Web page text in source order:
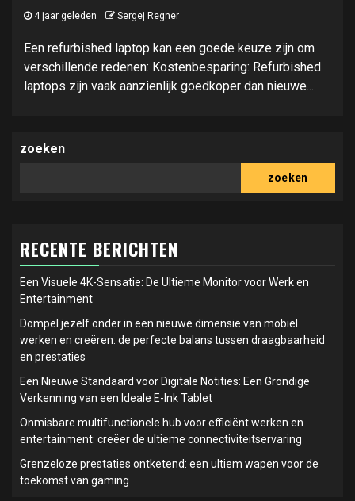
4 jaar geleden Sergej Regner
Een refurbished laptop kan een goede keuze zijn om
verschillende redenen: Kostenbesparing: Refurbished
laptops zijn vaak aanzienlijk goedkoper dan nieuwe...
zoeken
zoeken
RECENTE BERICHTEN
Een Visuele 4K-Sensatie: De Ultieme Monitor voor Werk en
Entertainment
Dompel jezelf onder in een nieuwe dimensie van mobiel
werken en creëren: de perfecte balans tussen draagbaarheid
en prestaties
Een Nieuwe Standaard voor Digitale Notities: Een Grondige
Verkenning van een Ideale E-Ink Tablet
Onmisbare multifunctionele hub voor efficiënt werken en
entertainment: creëer de ultieme connectiviteitservaring
Grenzeloze prestaties ontketend: een ultiem wapen voor de
toekomst van gaming